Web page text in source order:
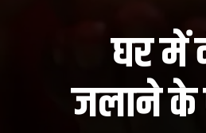
घर में
जलाने के